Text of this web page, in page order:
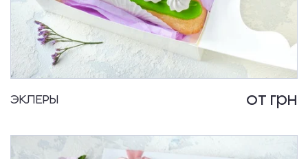
ЭКЛЕРЫ от грн